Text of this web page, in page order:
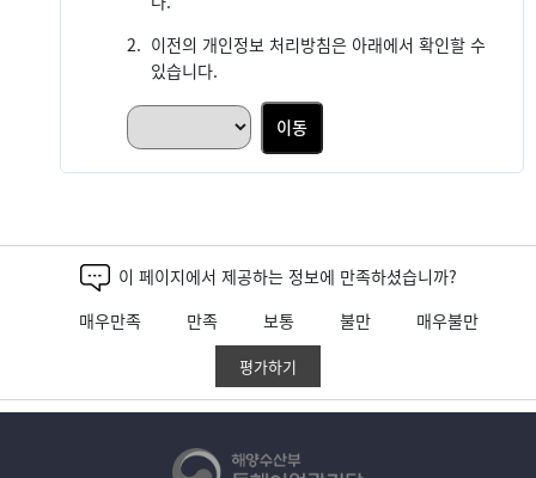
2. 이전의 개인정보 처리방침은 아래에서 확인할 수
있습니다.
이동
이 페이지에서 제공하는 정보에 만족하셨습니까?
매우만족
만족 보통 불만 매우불만
평가하기